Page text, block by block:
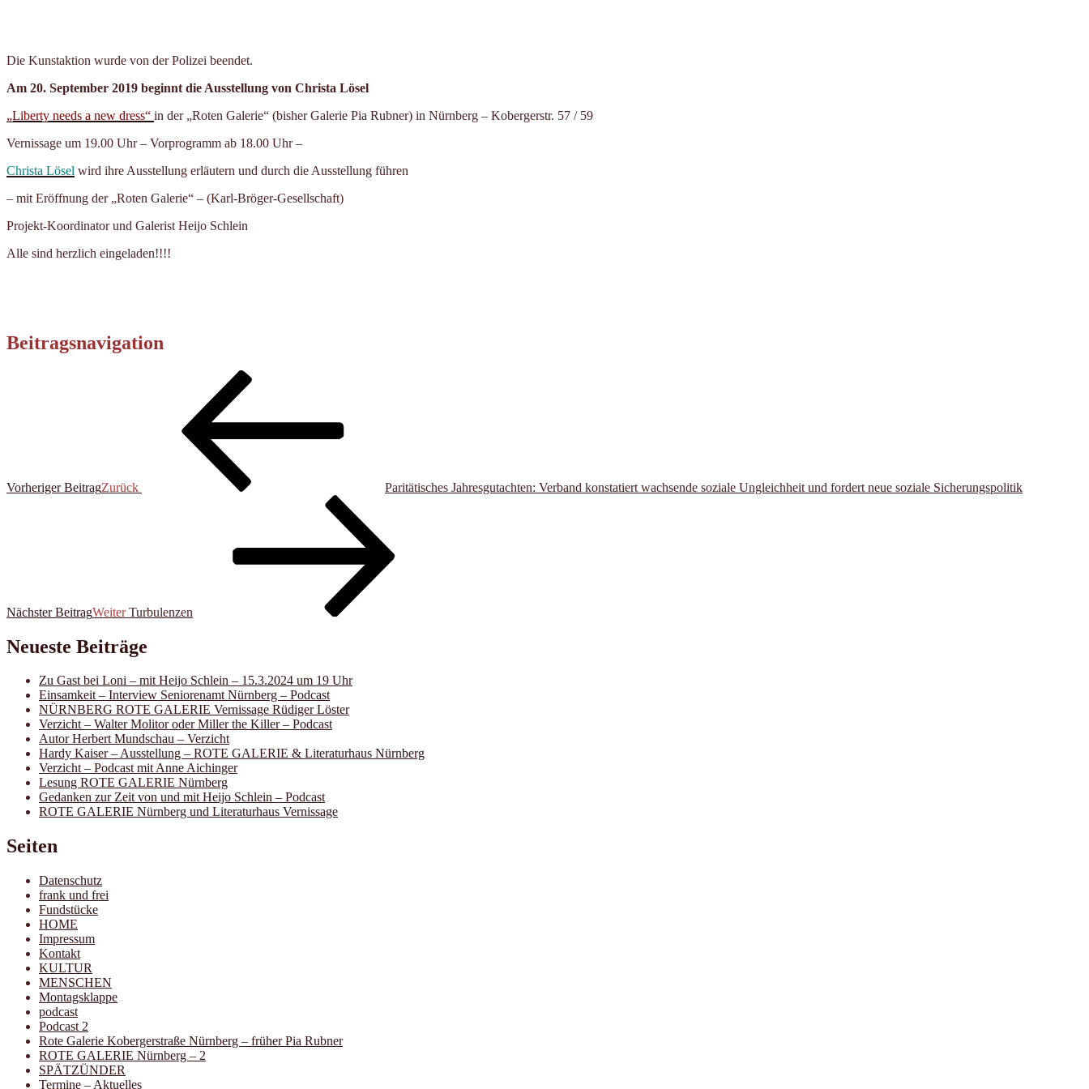
Die Kunstaktion wurde von der Polizei beendet.
Am 20. September 2019 beginnt die Ausstellung von Christa Lösel
„Liberty needs a new dress“ in der „Roten Galerie“ (bisher Galerie Pia Rubner) in Nürnberg – Kobergerstr. 57 / 59
Vernissage um 19.00 Uhr – Vorprogramm ab 18.00 Uhr –
Christa Lösel wird ihre Ausstellung erläutern und durch die Ausstellung führen
– mit Eröffnung der „Roten Galerie“ – (Karl-Bröger-Gesellschaft)
Projekt-Koordinator und Galerist Heijo Schlein
Alle sind herzlich eingeladen!!!!
Beitragsnavigation
Vorheriger BeitragZurück Paritätisches Jahresgutachten: Verband konstatiert wachsende soziale Ungleichheit und fordert neue soziale Sicherungspolitik
Nächster BeitragWeiter Turbulenzen
Neueste Beiträge
Zu Gast bei Loni – mit Heijo Schlein – 15.3.2024 um 19 Uhr
Einsamkeit – Interview Seniorenamt Nürnberg – Podcast
NÜRNBERG ROTE GALERIE Vernissage Rüdiger Löster
Verzicht – Walter Molitor oder Miller the Killer – Podcast
Autor Herbert Mundschau – Verzicht
Hardy Kaiser – Ausstellung – ROTE GALERIE & Literaturhaus Nürnberg
Verzicht – Podcast mit Anne Aichinger
Lesung ROTE GALERIE Nürnberg
Gedanken zur Zeit von und mit Heijo Schlein – Podcast
ROTE GALERIE Nürnberg und Literaturhaus Vernissage
Seiten
Datenschutz
frank und frei
Fundstücke
HOME
Impressum
Kontakt
KULTUR
MENSCHEN
Montagsklappe
podcast
Podcast 2
Rote Galerie Kobergerstraße Nürnberg – früher Pia Rubner
ROTE GALERIE Nürnberg – 2
SPÄTZÜNDER
Termine – Aktuelles